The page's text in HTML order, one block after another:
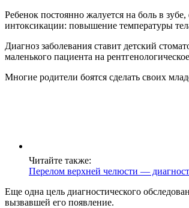
Ребенок постоянно жалуется на боль в
интоксикации: повышение температуры
Диагноз заболевания ставит детский
маленького пациента на
Многие родители боятся сделать своих
Читайте также:
Перелом верхней челюсти —
Еще одна цель диагностического
вызвавшей его появление.